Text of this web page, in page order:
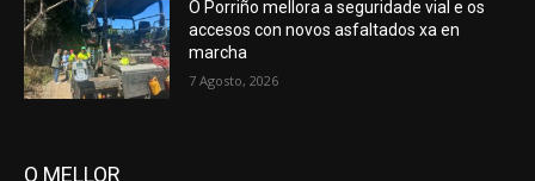
O Porriño mellora a seguridade vial e os
accesos con novos asfaltados xa en
marcha
7 Agosto, 2026
O MELLOR